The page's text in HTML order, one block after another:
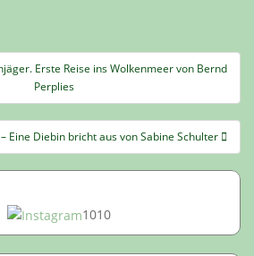
Erste Reise ins Wolkenmeer von Bernd
Perplies
Eine Diebin bricht aus von Sabine Schulter
1010